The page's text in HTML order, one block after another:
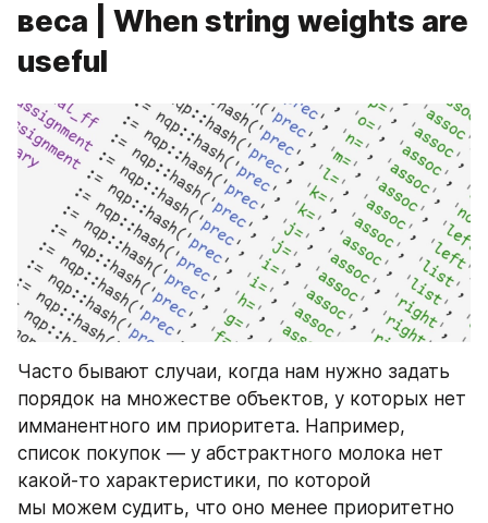
веса | When string weights are
useful
Часто бывают случаи, когда нам нужно задать
порядок на множестве объектов, у которых нет
имманентного им приоритета. Например,
список покупок — у абстрактного молока нет
какой-то характеристики, по которой
мы можем судить, что оно менее приоритетно